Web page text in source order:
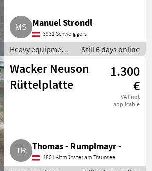
Manuel Strondl
3931 Schweiggers
Heavy equipment/
construction
machines / Small
construction
devices
Still 6 days online
Wacker Neuson
Rüttelplatte
1.300
€
VAT not
applicable
Thomas - Rumplmayr -
4801 Altmünster am Traunsee